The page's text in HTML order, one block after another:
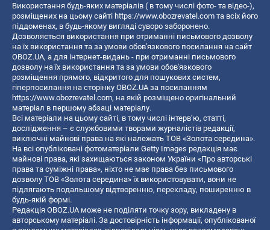
Використання будь-яких матеріалів ( в тому числі фото- та відео-),
розміщених на цьому сайті https://www.obozrevatel.com та всіх його
піддоменах, в будь-якому вигляді суворо заборонено.
Дозволяється використання при отриманні письмового дозволу
на їх використання та за умови обов'язкового посилання на сайт
OBOZ.UA, а для інтернет-видань - при отриманні письмового
дозволу на їх використання та за умови обов'язкового
розміщення прямого, відкритого для пошукових систем,
гіперпосилання на сторінку OBOZ.UA за посиланням
https://www.obozrevatel.com, на якій розміщено оригінальний
матеріал в першому абзаці матеріалу.
Всі матеріали на цьому сайті, в тому числі інтерв’ю, статті,
дослідження – є службовими творами журналістів редакції,
виключні майнові права на які належать ТОВ «Золота середина».
На всі опубліковані фотоматеріали Getty Images редакція має
майнові права, які захищаються законом України «Про авторські
права та суміжні права», ніхто не має права без письмового
дозволу ТОВ «Золота середина» їх використовувати, вони не
підлягають подальшому відтворенню, перекладу, поширенню в
будь-якій формі.
Редакція OBOZ.UA може не поділяти точку зору, викладену в
авторському матеріалі. За достовірність інформації, опублікованої